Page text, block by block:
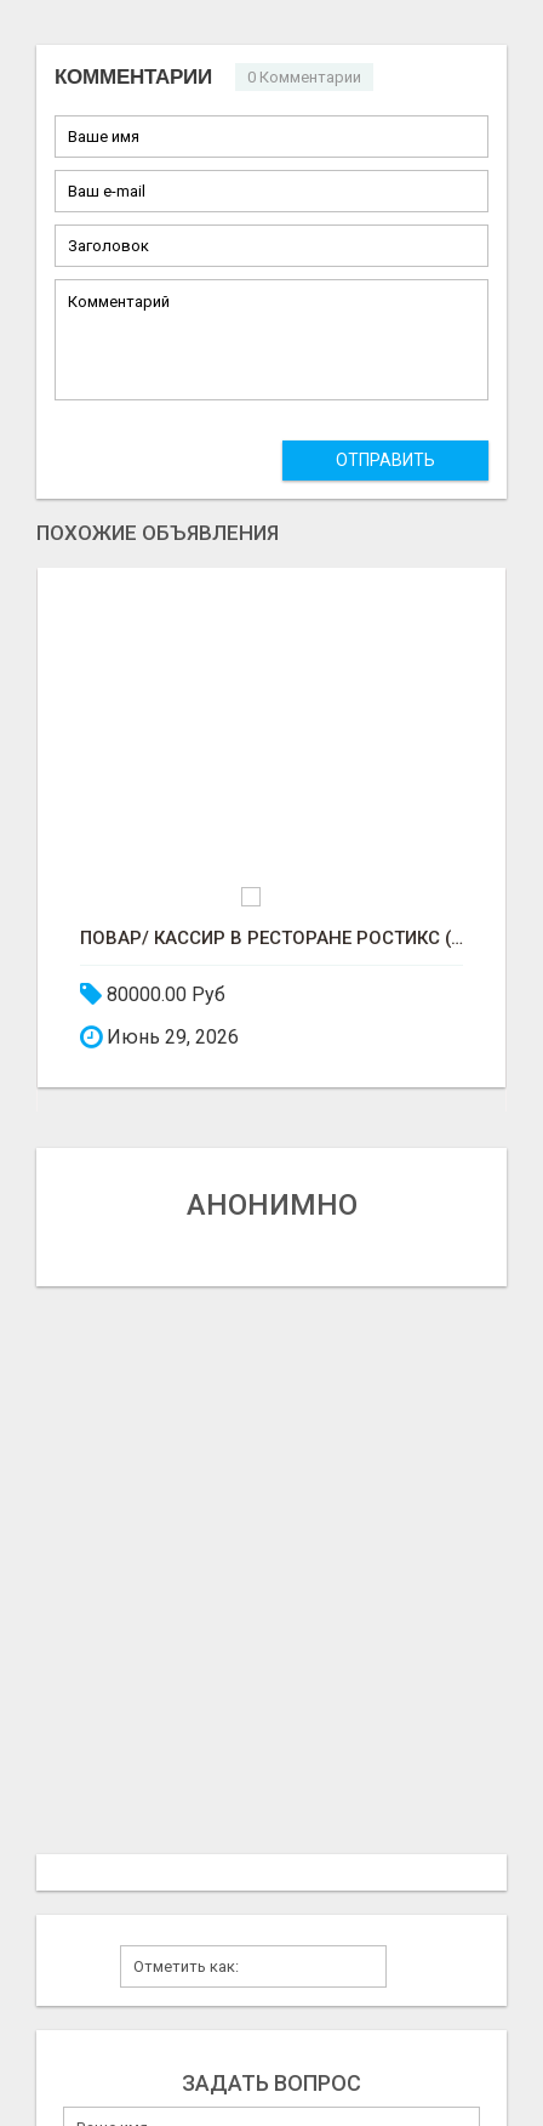
КОММЕНТАРИИ 0 Комментарии
ОТПРАВИТЬ
ПОХОЖИЕ ОБЪЯВЛЕНИЯ
ПОВАР/ КАССИР В РЕСТОРАНЕ РОСТИКС (КФС)
80000.00 Руб
Июнь 29, 2026
АНОНИМНО
ЗАДАТЬ ВОПРОС